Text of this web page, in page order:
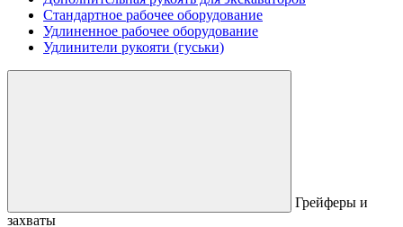
Стандартное рабочее оборудование
Удлиненное рабочее оборудование
Удлинители рукояти (гуськи)
Грейферы и
захваты